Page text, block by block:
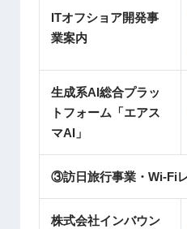
ITオフショア開発事
業案内
生成系AI総合プラッ
トフォーム「エアス
マAI」
③訪日旅行事業・Wi-Fi
株式会社インバウン